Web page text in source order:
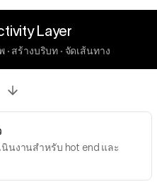
Layer
· สร้างบริบท · จัดเส้นทาง
นงานสำหรับ hot end และ